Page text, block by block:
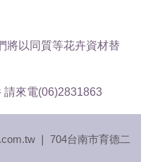
將以同質等花卉資材替
請來電(06)2831863
❘ 704台南市育德二